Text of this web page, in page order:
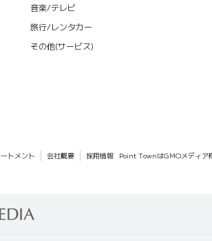
音楽/テレビ
旅行/レンタカー
その他(サービス)
トメント 会社概要 採用情報 Point TownはGMOメディア